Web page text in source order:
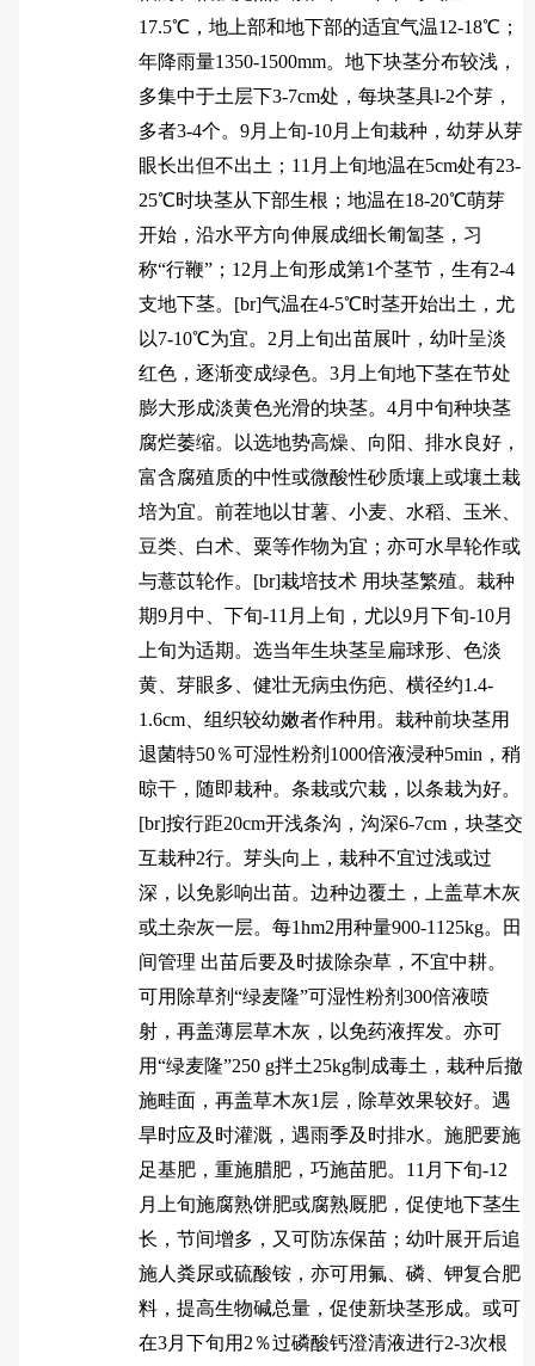
17.5℃，地上部和地下部的适宜气温12-18℃；
年降雨量1350-1500mm。地下块茎分布较浅，
多集中于土层下3-7cm处，每块茎具l-2个芽，
多者3-4个。9月上旬-10月上旬栽种，幼芽从芽
眼长出但不出土；11月上旬地温在5cm处有23-
25℃时块茎从下部生根；地温在18-20℃萌芽
开始，沿水平方向伸展成细长匍匐茎，习
称“行鞭”；12月上旬形成第1个茎节，生有2-4
支地下茎。[br]气温在4-5℃时茎开始出土，尤
以7-10℃为宜。2月上旬出苗展叶，幼叶呈淡
红色，逐渐变成绿色。3月上旬地下茎在节处
膨大形成淡黄色光滑的块茎。4月中旬种块茎
腐烂萎缩。以选地势高燥、向阳、排水良好，
富含腐殖质的中性或微酸性砂质壤上或壤土栽
培为宜。前茬地以甘薯、小麦、水稻、玉米、
豆类、白术、粟等作物为宜；亦可水旱轮作或
与薏苡轮作。[br]栽培技术 用块茎繁殖。栽种
期9月中、下旬-11月上旬，尤以9月下旬-10月
上旬为适期。选当年生块茎呈扁球形、色淡
黄、芽眼多、健壮无病虫伤疤、横径约1.4-
1.6cm、组织较幼嫩者作种用。栽种前块茎用
退菌特50％可湿性粉剂1000倍液浸种5min，稍
晾干，随即栽种。条栽或穴栽，以条栽为好。
[br]按行距20cm开浅条沟，沟深6-7cm，块茎交
互栽种2行。芽头向上，栽种不宜过浅或过
深，以免影响出苗。边种边覆土，上盖草木灰
或土杂灰一层。每1hm2用种量900-1125kg。田
间管理 出苗后要及时拔除杂草，不宜中耕。
可用除草剂“绿麦隆”可湿性粉剂300倍液喷
射，再盖薄层草木灰，以免药液挥发。亦可
用“绿麦隆”250 g拌土25kg制成毒土，栽种后撤
施畦面，再盖草木灰1层，除草效果较好。遇
旱时应及时灌溉，遇雨季及时排水。施肥要施
足基肥，重施腊肥，巧施苗肥。11月下旬-12
月上旬施腐熟饼肥或腐熟厩肥，促使地下茎生
长，节间增多，又可防冻保苗；幼叶展开后追
施人粪尿或硫酸铵，亦可用氟、磷、钾复合肥
料，提高生物碱总量，促使新块茎形成。或可
在3月下旬用2％过磷酸钙澄清液进行2-3次根